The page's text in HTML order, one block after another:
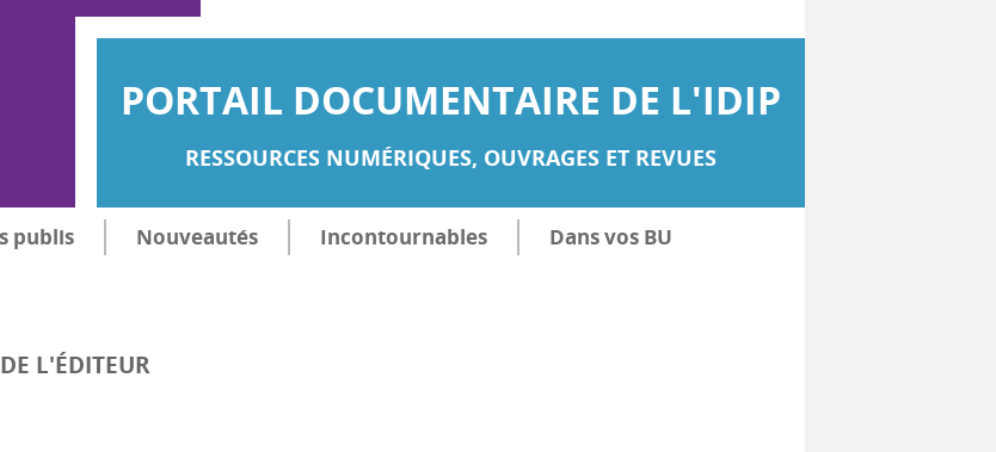
PORTAIL DOCUMENTAIRE DE L'IDIP
RESSOURCES NUMÉRIQUES, OUVRAGES ET REVUES
publis Nouveautés Incontournables Dans vos BU
L'ÉDITEUR